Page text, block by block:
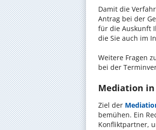
Damit die
Antrag bei der
für die Auskunft
die Sie auch im
Weitere Fragen
bei der
Mediation in
Ziel der
bemühen. Ein
Konfliktpartner,